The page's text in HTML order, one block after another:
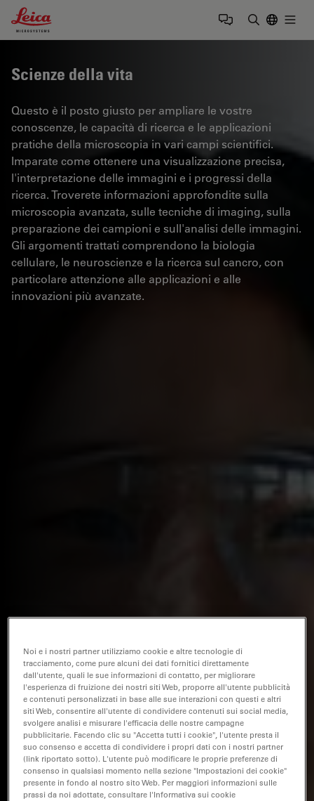
Leica Microsystems Logo
Scienze della vita
Questo è il posto giusto per ampliare le vostre
conoscenze, le capacità di ricerca e le applicazioni
pratiche della microscopia in vari campi scientifici.
Imparate come ottenere una visualizzazione precisa,
l'interpretazione delle immagini e i progressi della
ricerca. Troverete informazioni approfondite sulla
microscopia avanzata, sulle tecniche di imaging, sulla
preparazione dei campioni e sull'analisi delle immagini.
Gli argomenti trattati comprendono la biologia
cellulare, le neuroscienze e la ricerca sul cancro, con
particolare attenzione alle applicazioni e alle
innovazioni più avanzate.
Noi e i nostri partner utilizziamo cookie e altre tecnologie di
tracciamento, come pure alcuni dei dati fornitici direttamente
dall'utente, quali le sue informazioni di contatto, per migliorare
l'esperienza di fruizione dei nostri siti Web, proporre all'utente pubblicità
e contenuti personalizzati in base alle sue interazioni con questi e altri
siti Web, consentire all'utente di condividere contenuti sui social media,
svolgere analisi e misurare l'efficacia delle nostre campagne
pubblicitarie. Facendo clic su "Accetta tutti i cookie", l'utente presta il
suo consenso e accetta di condividere i propri dati con i nostri partner
(link riportato sotto). L'utente può modificare le proprie preferenze di
consenso in qualsiasi momento nella sezione "Impostazioni dei cookie"
presente in fondo al nostro sito Web. Per maggiori informazioni sulle
prassi da noi adottate, consultare l'Informativa sui cookie